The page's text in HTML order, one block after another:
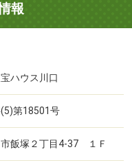
報
ハウス川口
第18501号
飯塚２丁目4‐37 １Ｆ